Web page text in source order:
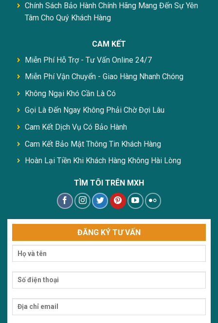
Chính Sách Bảo Hành Chính Hãng Mang Đến Sự Yên
Tâm Cho Quý Khách Hàng
CAM KẾT
Miễn Phí Hỗ Trợ - Tư Vấn Online 24/7
Miễn Phí Vận Chuyển - Giao Hàng Nhanh Chóng
Không Ngại Khó Cần Là Có
Gọi Là Đến Ngay Không Phải Chờ Đợi Lâu
Cam Kết Dịch Vụ Có Bảo Hành
Cam Kết Bảo Mật Thông Tin Khách Hàng
Hoàn Lại Tiền Khi Khách Hàng Không Hài Lòng
TÌM TÔI TRÊN MXH
ĐĂNG KÝ TƯ VẤN